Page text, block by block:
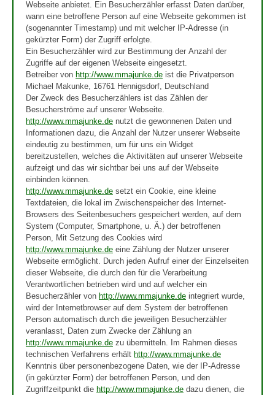
Webseite anbietet. Ein Besucherzähler erfasst Daten darüber,
wann eine betroffene Person auf eine Webseite gekommen ist
(sogenannter Timestamp) und mit welcher IP-Adresse (in
gekürzter Form) der Zugriff erfolgte.
Ein Besucherzähler wird zur Bestimmung der Anzahl der
Zugriffe auf der eigenen Webseite eingesetzt.
Betreiber von http://www.mmajunke.de ist die Privatperson
Michael Makunke, 16761 Hennigsdorf, Deutschland
Der Zweck des Besucherzählers ist das Zählen der
Besucherströme auf unserer Webseite.
http://www.mmajunke.de nutzt die gewonnenen Daten und
Informationen dazu, die Anzahl der Nutzer unserer Webseite
eindeutig zu bestimmen, um für uns ein Widget
bereitzustellen, welches die Aktivitäten auf unserer Webseite
aufzeigt und das wir sichtbar bei uns auf der Webseite
einbinden können.
http://www.mmajunke.de setzt ein Cookie, eine kleine
Textdateien, die lokal im Zwischenspeicher des Internet-
Browsers des Seitenbesuchers gespeichert werden, auf dem
System (Computer, Smartphone, u. Ä.) der betroffenen
Person, Mit Setzung des Cookies wird
http://www.mmajunke.de eine Zählung der Nutzer unserer
Webseite ermöglicht. Durch jeden Aufruf einer der Einzelseiten
dieser Webseite, die durch den für die Verarbeitung
Verantwortlichen betrieben wird und auf welcher ein
Besucherzähler von http://www.mmajunke.de integriert wurde,
wird der Internetbrowser auf dem System der betroffenen
Person automatisch durch die jeweiligen Besucherzähler
veranlasst, Daten zum Zwecke der Zählung an
http://www.mmajunke.de zu übermitteln. Im Rahmen dieses
technischen Verfahrens erhält http://www.mmajunke.de
Kenntnis über personenbezogene Daten, wie der IP-Adresse
(in gekürzter Form) der betroffenen Person, und den
Zugriffzeitpunkt die http://www.mmajunke.de dazu dienen, die